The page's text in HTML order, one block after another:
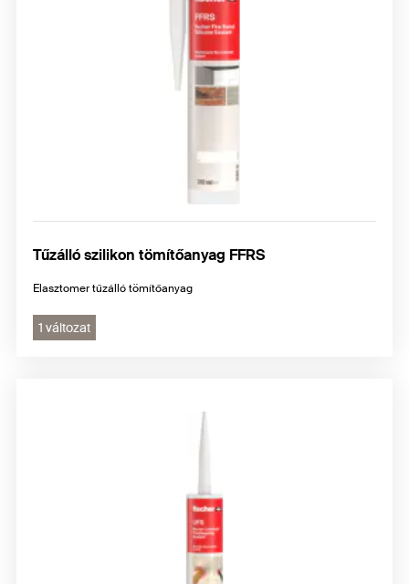
Tűzálló szilikon tömítőanyag FFRS
Elasztomer tűzálló tömítőanyag
1 változat